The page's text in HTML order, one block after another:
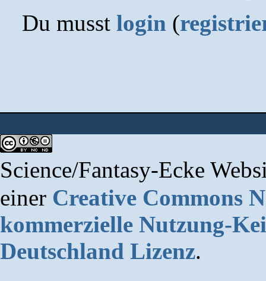
Du musst login (
Science/Fantasy-Ecke
einer Creative Commons
kommerzielle Nutzung-
Deutschland Lizenz.